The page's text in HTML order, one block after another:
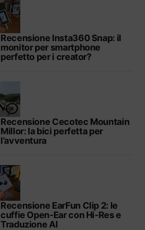
Recensione Insta360 Snap: il
monitor per smartphone
perfetto per i creator?
Recensione Cecotec Mountain
Millor: la bici perfetta per
l’avventura
Recensione EarFun Clip 2: le
cuffie Open-Ear con Hi-Res e
Traduzione AI